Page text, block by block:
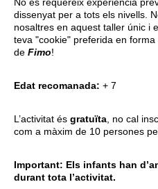
No es requereix experiència
dissenyat per a tots els nivells.
nosaltres en aquest taller únic i
teva "cookie" preferida en
de Fimo!
Edat recomanada: + 7
L’activitat és gratuïta, no cal
com a màxim de 10 persones
Important: Els infants han
durant tota l’activitat.